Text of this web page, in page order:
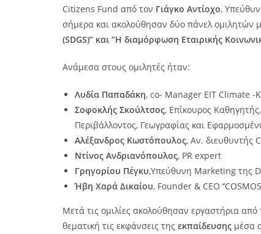
Citizens Fund από τον Γιάγκο Αντίοχο,
σήμερα και ακολούθησαν δύο πάνελ ομιλητών
(SDGS)” και “Η διαμόρφωση Εταιρικής
Ανάμεσα στους ομιλητές ήταν:
Λυδία Παπαδάκη, co- Manager EIT Climate -
Σοφοκλής Σκούλτσος, Επίκουρος
Περιβάλλοντος, Γεωγραφίας και
Αλέξανδρος Κωστόπουλος, Αν. διευθυντής
Ντίνος Ανδριανόπουλος, PR expert
Γρηγορίου Πέγκυ,Υπεύθυνη Marketing της
Ήβη Χαρά Δικαίου, Founder & CEO
Μετά τις ομιλίες ακολούθησαν εργαστήρια από
θεματική τις εκφάνσεις της εκπαίδευσης μέσα